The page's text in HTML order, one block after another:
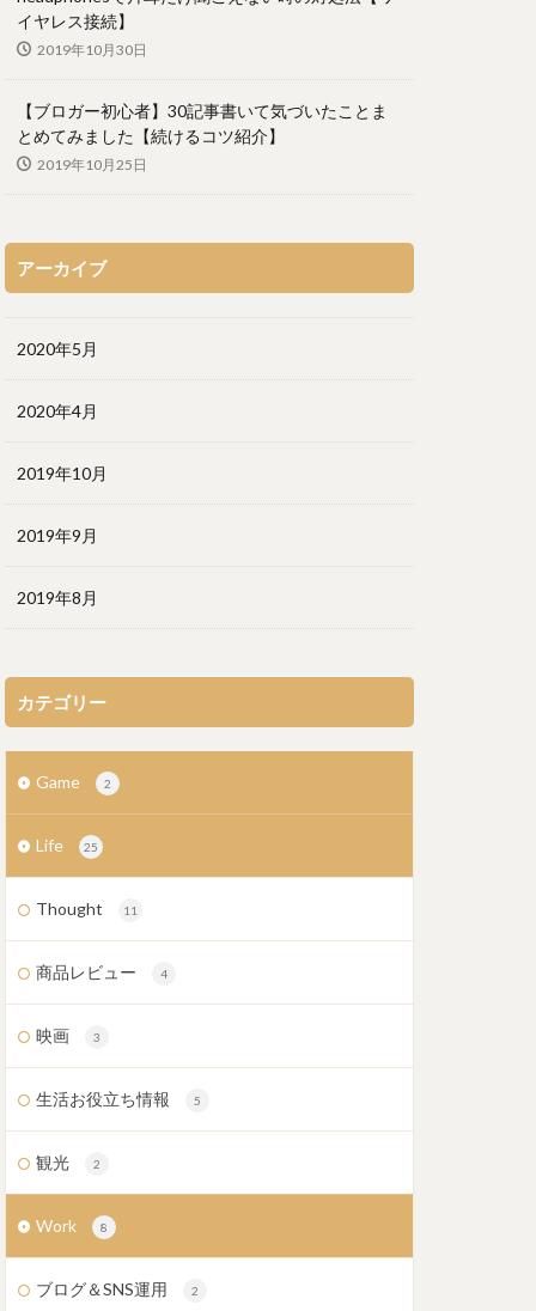
イヤレス接続】
2019年10月30日
【ブロガー初心者】30記事書いて気づいたことま
とめてみました【続けるコツ紹介】
2019年10月25日
アーカイブ
2020年5月
2020年4月
2019年10月
2019年9月
2019年8月
カテゴリー
Game 2
Life 25
Thought 11
商品レビュー 4
映画 3
生活お役立ち情報 5
観光 2
Work 8
ブログ＆SNS運用 2